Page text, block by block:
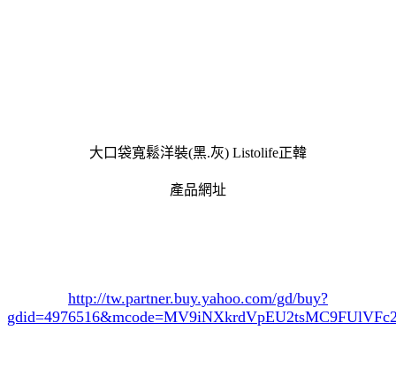
大口袋寬鬆洋裝(黑.灰) Listolife正韓
產品網址
http://tw.partner.buy.yahoo.com/gd/buy?
gdid=4976516